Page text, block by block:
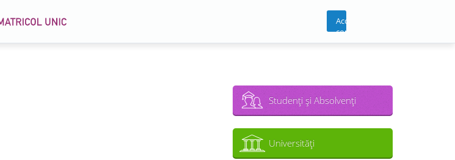
Acces
cont
Studenţi şi Absolvenţi
Universităţi